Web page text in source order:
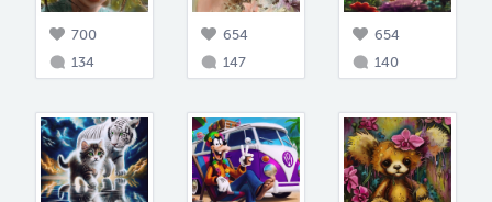
700
134
654
147
654
140